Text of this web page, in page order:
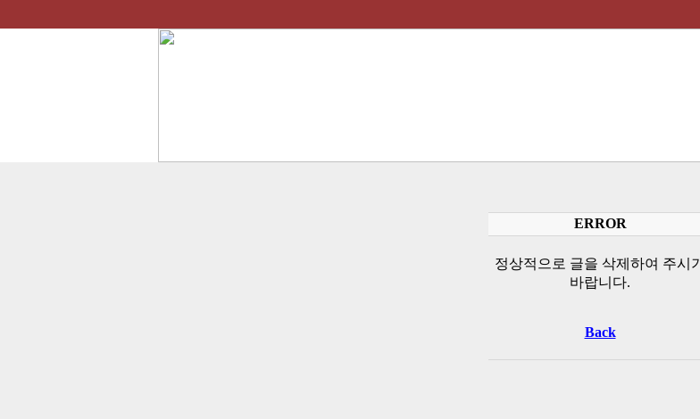
ERROR
정상적으로 글을 삭제하여 주시기
바랍니다.
Back